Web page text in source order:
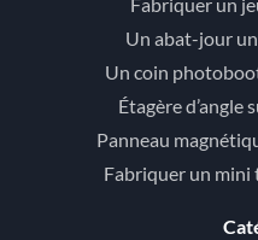
Un abat-jour
Un coin
Étagère d’angle
Panneau
Fabriquer un mini